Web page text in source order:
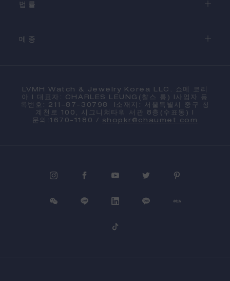
법률
메종
LVMH Watch & Jewelry Korea LLC. 쇼메 코리
아 l 대표자: CHARLES LEUNG(찰스 룽) l사업자 등
록번호: 211–87-30798 l소재지: 서울특별시 중구 청
계천로 100, 시그니쳐타워 서관 8층(수표동) l
문의:1670-1180 /
shopkr@chaumet.com